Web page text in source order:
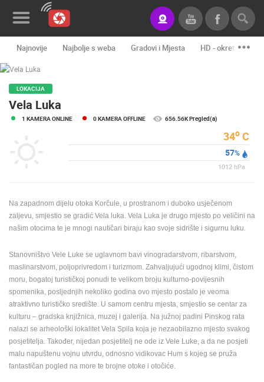
Novosti&Blog
Kategorije
Lokacije
Karta
KONTAKTIRAJTE
MEDIJI O
NAMA,
NAGRADE I
PRIZNANJA
DONACIJE
ZA NOVE
WEB
Najnovije Najbolje s weba Gradovi i Mjesta HD - okretne
LOKACIJA
Vela Luka
1 KAMERA ONLINE 0 KAMERA OFFLINE 656.56K Pregled(a)
34o C
57%
1012 hPa
Na zapadnom dijelu otoka Korčule, u prostranom i duboko usječenom
zaljevu, smjestio se gradić Vela luka. Vela Luka je drugo mjesto po veličini na
našim otocima te je mnogi nautičari biraju kao svoje sidrište i sigurnu luku.
Stanovništvo Vele Luke se uglavnom bavi vinogradarstvom, ribarstvom,
maslinarstvom, poljoprivredom i turizmom. Zahvaljujući ugodnoj klimi, čistom
moru, bogatoj turističkoj ponudi te velikom broju kulturno-povijesnih
spomenika, posljednjih nekoliko godina ovo mjesto postalo je veoma
atraktivno turističko središte. U samom centru mjesta, smjestio se centar za
kulturu – gradska knjižnica, muzej i galerija. Na južnoj padini Pinskog rata
nalazi se arheološki lokalitet Vela Spila koja je nezaobilazno mjesto svakog
posjetitelja. Također, nijedan posjetitelj ne ode iz Vele Luke, a da ne posjeti
malu napuštenu vojnu utvrdu, odnosno vidikovac Hum s kojeg se pruža
fantastičan pogled na more te brojne otoke i otočiće.